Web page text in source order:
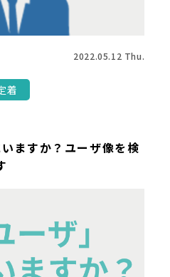
2022.05.12 Thu.
着
ますか？ユーザ像を検